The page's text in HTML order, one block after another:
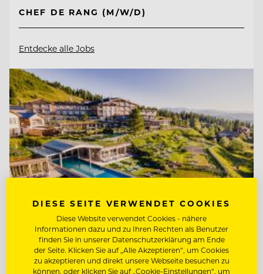
CHEF DE RANG (M/W/D)
Entdecke alle Jobs
TOP ARBEITGEBER
Mountain Resort Feuerberg
DIESE SEITE VERWENDET COOKIES
Diese Website verwendet Cookies - nähere
Informationen dazu und zu Ihren Rechten als Benutzer
finden Sie in unserer Datenschutzerklärung am Ende
der Seite. Klicken Sie auf „Alle Akzeptieren“, um Cookies
zu akzeptieren und direkt unsere Webseite besuchen zu
können, oder klicken Sie auf „Cookie-Einstellungen“, um